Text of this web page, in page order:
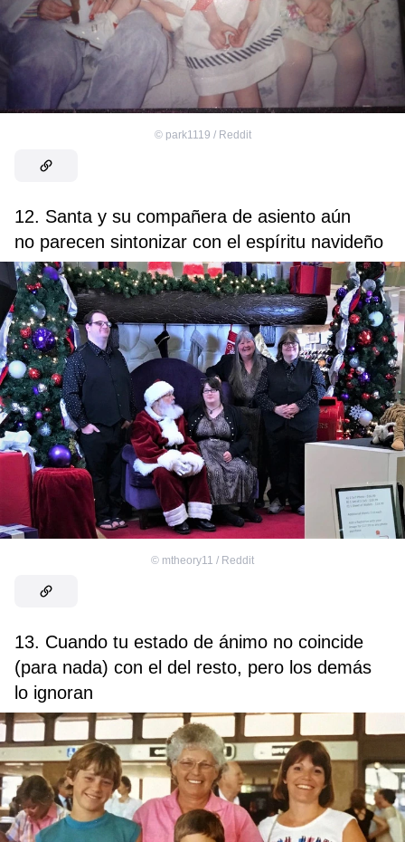
© park1119 / Reddit
12. Santa y su compañera de asiento aún
no parecen sintonizar con el espíritu navideño
© mtheory11 / Reddit
13. Cuando tu estado de ánimo no coincide
(para nada) con el del resto, pero los demás
lo ignoran